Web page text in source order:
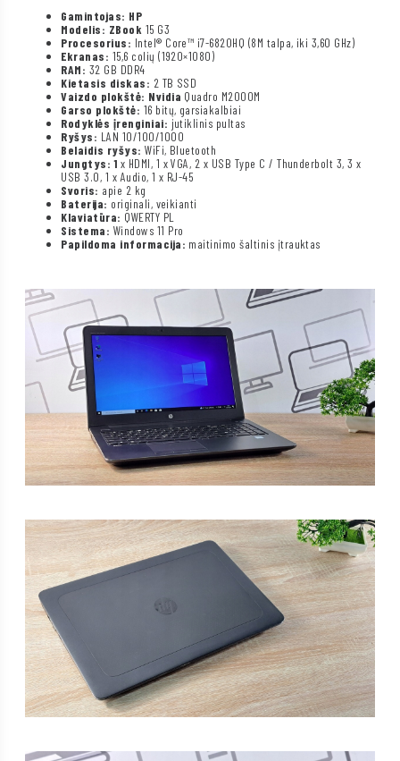
Gamintojas: HP
Modelis: ZBook 15 G3
Procesorius: Intel® Core™ i7-6820HQ (8M talpa, iki 3,60 GHz)
Ekranas: 15,6 colių (1920×1080)
RAM: 32 GB DDR4
Kietasis diskas: 2 TB SSD
Vaizdo plokštė: Nvidia Quadro M2000M
Garso plokštė: 16 bitų, garsiakalbiai
Rodyklės įrenginiai: jutiklinis pultas
Ryšys: LAN 10/100/1000
Belaidis ryšys: WiFi, Bluetooth
Jungtys: 1 x HDMI, 1 x VGA, 2 x USB Type C / Thunderbolt 3, 3 x
USB 3.0, 1 x Audio, 1 x RJ-45
Svoris: apie 2 kg
Baterija: originali, veikianti
Klaviatūra: QWERTY PL
Sistema: Windows 11 Pro
Papildoma informacija: maitinimo šaltinis įtrauktas